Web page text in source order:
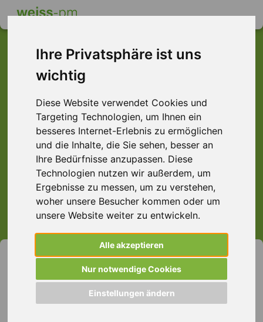
Ihre Privatsphäre ist uns
wichtig
Diese Website verwendet Cookies und
Targeting Technologien, um Ihnen ein
besseres Internet-Erlebnis zu ermöglichen
und die Inhalte, die Sie sehen, besser an
Ihre Bedürfnisse anzupassen. Diese
Technologien nutzen wir außerdem, um
Ergebnisse zu messen, um zu verstehen,
woher unsere Besucher kommen oder um
unsere Website weiter zu entwickeln.
Alle akzeptieren
Nur notwendige Cookies
Einstellungen ändern
Dieser Job ist leider
nicht mehr verfügbar ...
... aber vielleicht ist hier etwas dabei:
> Alle Jobs anzeigen.